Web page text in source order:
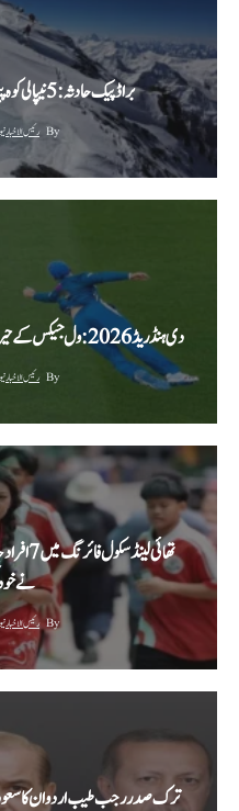
براڈ پیک حادثہ: 5 نیپالی کوہ پیماؤں کی میتیں اسلام آباد منتقل
By رئیس الاخبار
دی ہنڈریڈ 2026: ول جیکس کے حیران کن کیچ کی ویڈیو سوشل میڈیا پر وائرل
By رئیس الاخبار
نے
By رئیس الاخبار
ترک صدر رجب طیب اردوان کا